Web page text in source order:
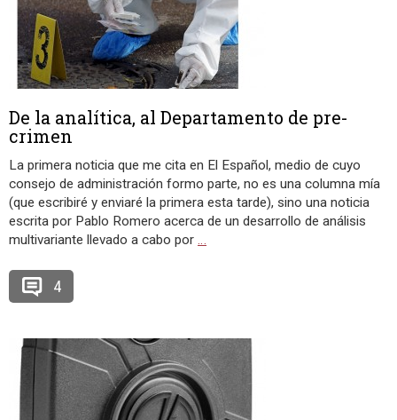
De la analítica, al Departamento de pre-
crimen
La primera noticia que me cita en El Español, medio de cuyo
consejo de administración formo parte, no es una columna mía
(que escribiré y enviaré la primera esta tarde), sino una noticia
escrita por Pablo Romero acerca de un desarrollo de análisis
multivariante llevado a cabo por …
4